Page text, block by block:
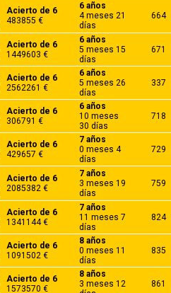
Acierto de 6
483855 €
6 años
4 meses 21
días
664
Acierto de 6
1449603 €
6 años
5 meses 15
días
671
Acierto de 6
2562261 €
6 años
5 meses 26
días
337
Acierto de 6
306791 €
6 años
10 meses
30 días
718
Acierto de 6
429657 €
7 años
0 meses 4
días
729
Acierto de 6
2085382 €
7 años
3 meses 19
días
759
Acierto de 6
1341144 €
7 años
11 meses 7
días
824
Acierto de 6
1091502 €
8 años
0 meses 11
días
835
Acierto de 6
1573570 €
8 años
3 meses 12
861